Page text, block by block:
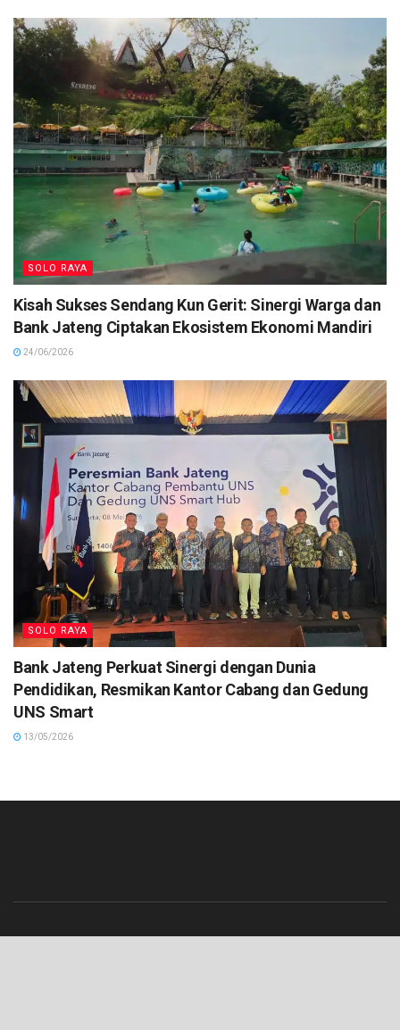
SOLO RAYA
Kisah Sukses Sendang Kun Gerit: Sinergi Warga dan
Bank Jateng Ciptakan Ekosistem Ekonomi Mandiri
24/06/2026
SOLO RAYA
Bank Jateng Perkuat Sinergi dengan Dunia
Pendidikan, Resmikan Kantor Cabang dan Gedung
UNS Smart
13/05/2026